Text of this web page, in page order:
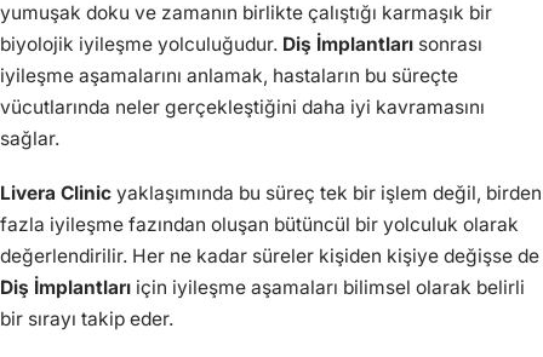
yumuşak doku ve zamanın birlikte çalıştığı karmaşık bir
biyolojik iyileşme yolculuğudur. Diş İmplantları sonrası
iyileşme aşamalarını anlamak, hastaların bu süreçte
vücutlarında neler gerçekleştiğini daha iyi kavramasını
sağlar.
Livera Clinic yaklaşımında bu süreç tek bir işlem değil, birden
fazla iyileşme fazından oluşan bütüncül bir yolculuk olarak
değerlendirilir. Her ne kadar süreler kişiden kişiye değişse de
Diş İmplantları için iyileşme aşamaları bilimsel olarak belirli
bir sırayı takip eder.